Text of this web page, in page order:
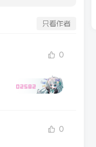
只看作者
0
02582
0